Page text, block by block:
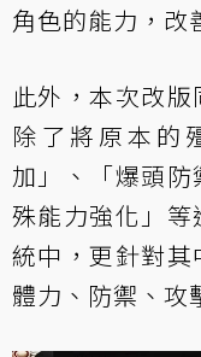
角色的能力，改
此外，本次改版
除了將原本的
加」、「爆頭
殊能力強化」等
統中，更針對
體力、防禦、攻